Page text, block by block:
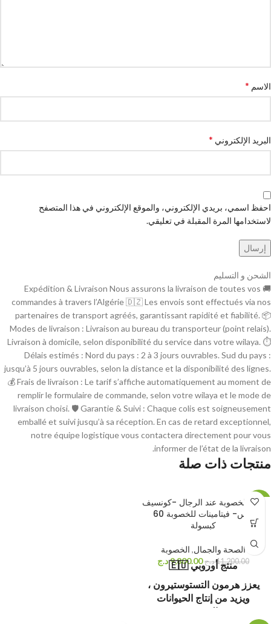
الاسم *
البريد الإلكتروني *
احفظ اسمي، بريدي الإلكتروني، والموقع الإلكتروني في هذا المتصفح
لاستخدامها المرة المقبلة في تعليقي.
الشحن و التسليم
🚚 Expédition & Livraison Nous assurons la livraison de toutes vos
commandes à travers l’Algérie 🇩🇿 Les envois sont effectués via nos
partenaires de transport agréés, garantissant rapidité et fiabilité. 📦
Modes de livraison : Livraison au bureau du transporteur (point relais).
Livraison à domicile, selon disponibilité du service dans votre wilaya. ⏱
Délais estimés : Nord du pays : 2 à 3 jours ouvrables. Sud du pays :
jusqu’à 5 jours ouvrables, selon la distance et la disponibilité des lignes.
💰 Frais de livraison : Le tarif s’affiche automatiquement au moment de
remplir le formulaire de commande, selon votre wilaya et le mode de
livraison choisi. 🛡 Garantie & Suivi : Chaque colis est soigneusement
emballé et suivi jusqu’à sa réception. En cas de retard exceptionnel,
notre équipe logistique vous contactera directement pour vous
informer de l’état de la livraison.
منتجات ذات صلة
-13%
دعم الخصوبة عند الرجال -كونسيف
بلس- فيتامينات للخصوبة 60
كبسولة
الصحة والجمال, الخصوبة
11,200.00د.ج 9,800.00د.ج
منتج أوروبي 🇪🇺
يعزز هرمون التستوستيرون ،
ويزيد من إنتاج الحيوانات
المنوية.